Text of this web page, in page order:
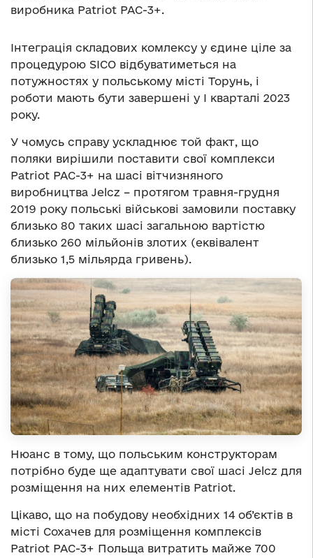
виробника Patriot PAC-3+.
Інтеграція складових комлексу у єдине ціле за
процедурою SICO відбуватиметься на
потужностях у польському місті Торунь, і
роботи мають бути завершені у І кварталі 2023
року.
У чомусь справу ускладнює той факт, що
поляки вирішили поставити свої комплекси
Patriot PAC-3+ на шасі вітчизняного
виробництва Jelcz – протягом травня-грудня
2019 року польські військові замовили поставку
близько 80 таких шасі загальною вартістю
близько 260 мільйонів злотих (еквівалент
близько 1,5 мільярда гривень).
Нюанс в тому, що польським конструкторам
потрібно буде ще адаптувати свої шасі Jelcz для
розміщення на них елементів Patriot.
Цікаво, що на побудову необхідних 14 об’єктів в
місті Сохачев для розміщення комплексів
Patriot PAC-3+ Польща витратить майже 700